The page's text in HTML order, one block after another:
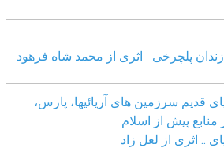
پلچرخی اثری از محمد شاه فرهود
قدیم سرزمین های آریائیها، پارس،
منابع پیش از اسلام
.. اثری از لعل زاد